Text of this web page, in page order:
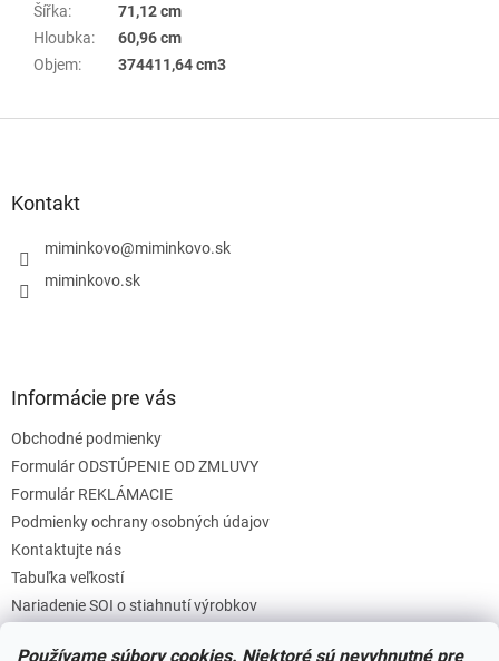
Používame súbory cookies. Niektoré sú nevyhnutné pre
Šířka:
71,12 cm
Hloubka:
60,96 cm
Objem: 374411,64 cm3
Kontakt
miminkovo@miminkovo.sk
miminkovo.sk
Informácie pre vás
Obchodné podmienky
Formulár ODSTÚPENIE OD ZMLUVY
Formulár REKLÁMACIE
Podmienky ochrany osobných údajov
Kontaktujte nás
Tabuľka veľkostí
Nariadenie SOI o stiahnutí výrobkov